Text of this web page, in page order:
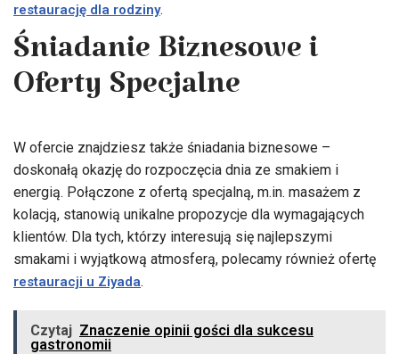
restaurację dla rodziny.
Śniadanie Biznesowe i
Oferty Specjalne
W ofercie znajdziesz także śniadania biznesowe –
doskonałą okazję do rozpoczęcia dnia ze smakiem i
energią. Połączone z ofertą specjalną, m.in. masażem z
kolacją, stanowią unikalne propozycje dla wymagających
klientów. Dla tych, którzy interesują się najlepszymi
smakami i wyjątkową atmosferą, polecamy również ofertę
restauracji u Ziyada.
Czytaj Znaczenie opinii gości dla sukcesu
gastronomii